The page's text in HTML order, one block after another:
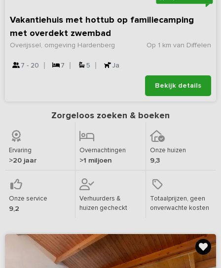
Vakantiehuis met hottub op familiecamping
met overdekt zwembad
Op 1 km van Diffelen
Overijssel, omgeving Hardenberg
7 - 20 7 5 Ja
Bekijk details
Zorgeloos zoeken & boeken
Ervaring
>20 jaar
Overnachtingen
>1 miljoen
Onze huizen
9,3
Onze service
9,2
Verhuurders &
huizen gecheckt
Totaalprijzen, geen
onverwachte kosten